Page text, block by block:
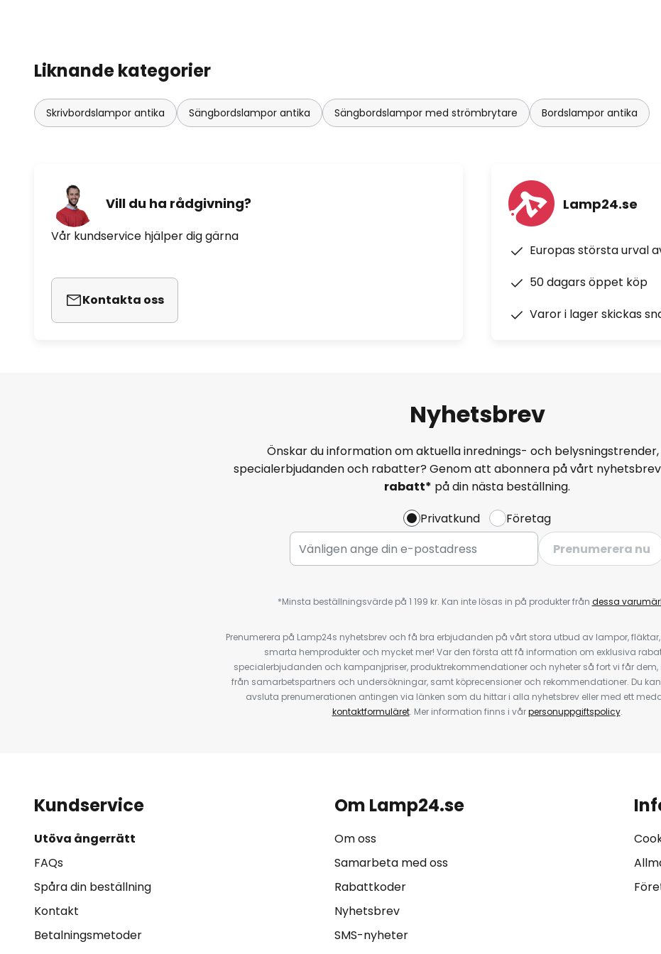
Liknande kategorier
Skrivbordslampor antika Sängbordslampor antika Sängbordslampor med strömbrytare Bordslampor antika
Vill du ha rådgivning?
Vår kundservice hjälper dig gärna
Kontakta oss
Lamp24.se
Europas största urval
50 dagars öppet köp
Varor i lager skickas
Nyhetsbrev
Önskar du information om aktuella inrednings- och
specialerbjudanden och rabatter? Genom att abonnera på vårt
rabatt* på din nästa beställning.
Privatkund
Företag
Prenumerera nu
*Minsta beställningsvärde på 1 199 kr. Kan inte lösas in på produkter från dessa
Prenumerera på Lamp24s nyhetsbrev och få bra erbjudanden på vårt stora utbud av lampor,
smarta hemprodukter och mycket mer! Var den första att få information om exklusiva
specialerbjudanden och kampanjpriser, produktrekommendationer och nyheter så fort vi får
från samarbetspartners och undersökningar, samt köprecensioner och rekommendationer. Du
avsluta prenumerationen antingen via länken som du hittar i alla nyhetsbrev eller med ett
kontaktformuläret. Mer information finns i vårpersonuppgiftspolicy.
Kundservice
Utöva ångerrätt
FAQs
Spåra din beställning
Kontakt
Betalningsmetoder
Om Lamp24.se
Om oss
Samarbeta med oss
Rabattkoder
Nyhetsbrev
SMS-nyheter